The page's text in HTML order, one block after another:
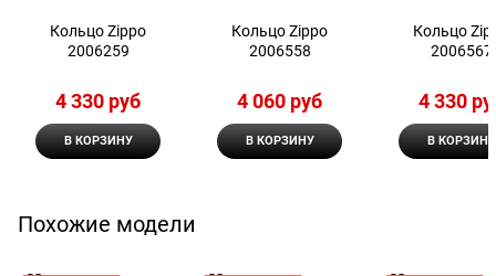
Кольцо Zippo
2006259
4 330 руб
В КОРЗИНУ
Кольцо Zippo
2006558
4 060 руб
В КОРЗИНУ
Кольцо
2006567
4 330
В КОРЗИНУ
Похожие модели